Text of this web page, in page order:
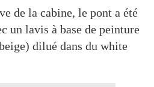
de la cabine, le pont a été
un lavis à base de peinture
dilué dans du white